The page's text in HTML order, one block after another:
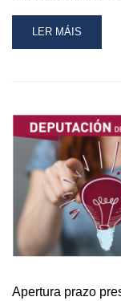
READ
MORE
GUARDA
ORGANIZA
CURSO
DE
COCIÑA
SOBRE
PANADERÍA
LER MÁIS
Apertura prazo